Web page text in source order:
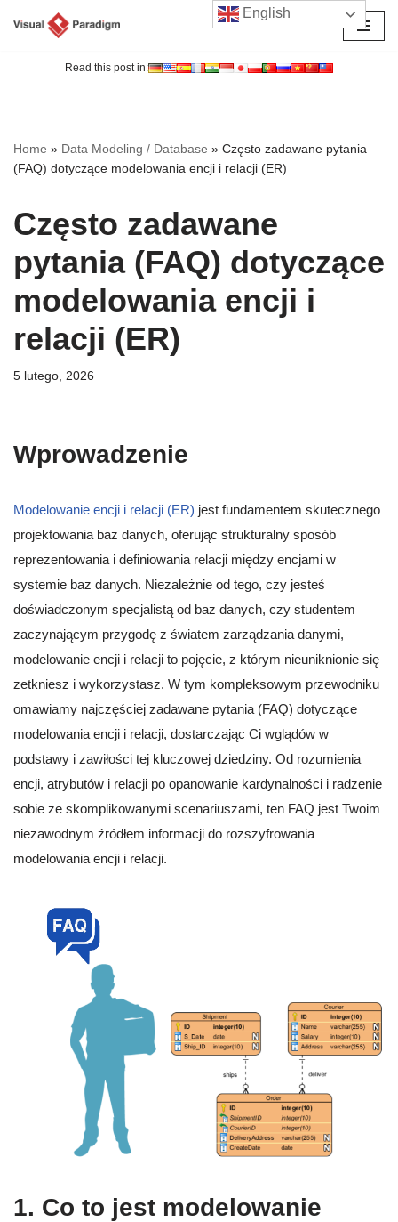
Read this post in:
Home » Data Modeling / Database » Często zadawane pytania
(FAQ) dotyczące modelowania encji i relacji (ER)
Często zadawane
pytania (FAQ) dotyczące
modelowania encji i
relacji (ER)
5 lutego, 2026
Wprowadzenie
Modelowanie encji i relacji (ER) jest fundamentem skutecznego
projektowania baz danych, oferując strukturalny sposób
reprezentowania i definiowania relacji między encjami w
systemie baz danych. Niezależnie od tego, czy jesteś
doświadczonym specjalistą od baz danych, czy studentem
zaczynającym przygodę z światem zarządzania danymi,
modelowanie encji i relacji to pojęcie, z którym nieuniknionie się
zetkniesz i wykorzystasz. W tym kompleksowym przewodniku
omawiamy najczęściej zadawane pytania (FAQ) dotyczące
modelowania encji i relacji, dostarczając Ci wglądów w
podstawy i zawiłości tej kluczowej dziedziny. Od rozumienia
encji, atrybutów i relacji po opanowanie kardynalności i radzenie
sobie ze skomplikowanymi scenariuszami, ten FAQ jest Twoim
niezawodnym źródłem informacji do rozszyfrowania
modelowania encji i relacji.
1. Co to jest modelowanie
English